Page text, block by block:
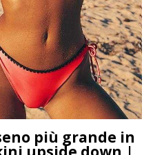
più grande in